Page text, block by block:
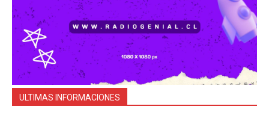
ULTIMAS INFORMACIONES